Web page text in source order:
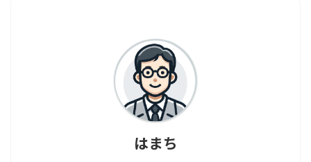
はまち